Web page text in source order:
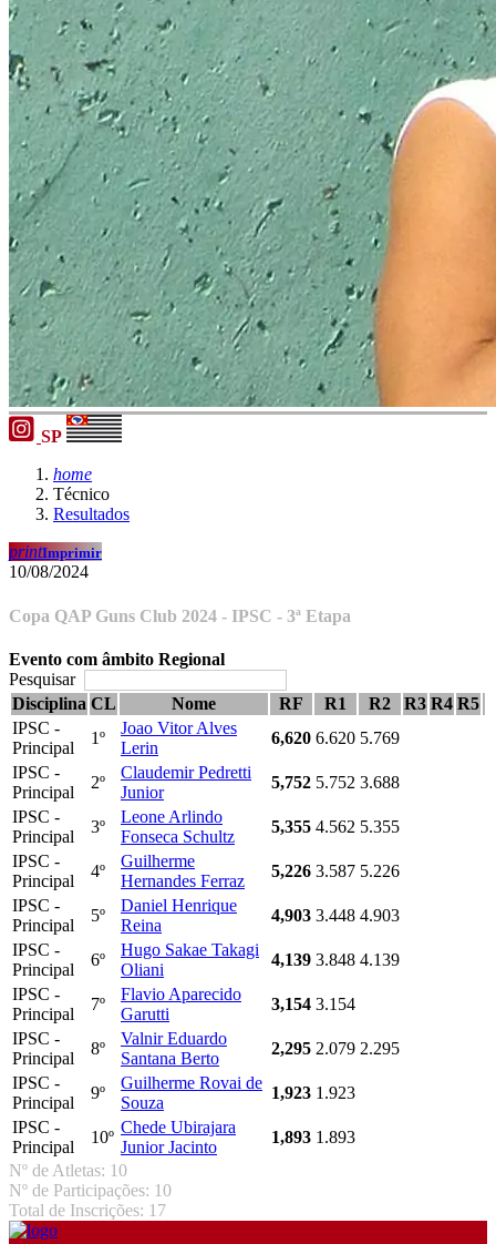
SP
home
Técnico
Resultados
printImprimir
10/08/2024
Copa QAP Guns Club 2024 - IPSC - 3ª Etapa
Evento com âmbito Regional
Pesquisar
Disciplina CL Nome RF R1 R2 R3 R4 R5
IPSC -
Principal
1º
Joao Vitor Alves
Lerin
6,620 6.620 5.769
IPSC -
Principal
2º
Claudemir Pedretti
Junior
5,752 5.752 3.688
IPSC -
Principal
3º
Leone Arlindo
Fonseca Schultz
5,355 4.562 5.355
IPSC -
Principal
4º
Guilherme
Hernandes Ferraz
5,226 3.587 5.226
IPSC -
Principal
5º
Daniel Henrique
Reina
4,903 3.448 4.903
IPSC -
Principal
6º
Hugo Sakae Takagi
Oliani
4,139 3.848 4.139
IPSC -
Principal
7º
Flavio Aparecido
Garutti
3,154 3.154
IPSC -
Principal
8º
Valnir Eduardo
Santana Berto
2,295 2.079 2.295
IPSC -
Principal
9º
Guilherme Rovai de
Souza
1,923 1.923
IPSC -
Principal
10º
Chede Ubirajara
Junior Jacinto
1,893 1.893
Nº de Atletas: 10
Nº de Participações: 10
Total de Inscrições: 17